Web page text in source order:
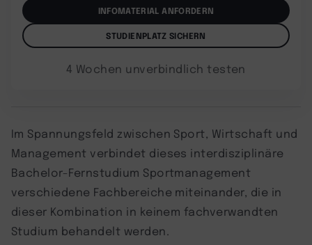
INFOMATERIAL ANFORDERN
STUDIENPLATZ SICHERN
4 Wochen unverbindlich testen
Im Spannungsfeld zwischen Sport, Wirtschaft und
Management verbindet dieses interdisziplinäre
Bachelor-Fernstudium Sportmanagement
verschiedene Fachbereiche miteinander, die in
dieser Kombination in keinem fachverwandten
Studium behandelt werden.